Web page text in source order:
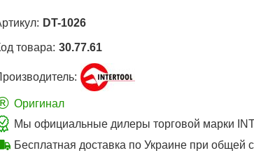
DT-1026
товара: 30.77.61
Оригинал
Мы официальные дилеры торговой марки
Бесплатная доставка по Украине при общей